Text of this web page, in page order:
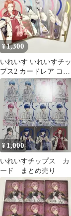
¥1,300
いれいす いれいすチッ
プス2 カードレア コン
プリートセット
¥1,000
いれいすチップス カ
ード まとめ売り